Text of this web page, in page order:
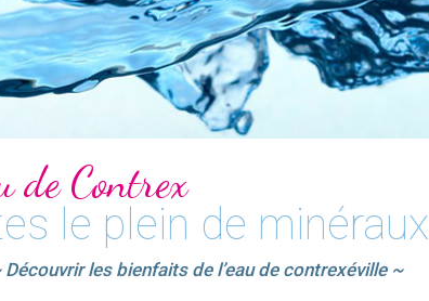
de Contrex
le plein de minéraux
Découvrir les bienfaits de l’eau de contrexéville ~